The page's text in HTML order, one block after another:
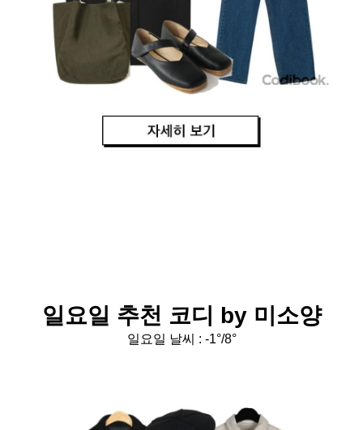
일요일 추천 코디 by미소양
일요일 날씨 : -1°/8°